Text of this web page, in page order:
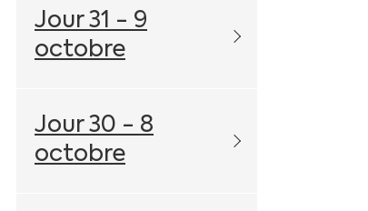
Jour 31 - 9
octobre
Jour 30 - 8
octobre